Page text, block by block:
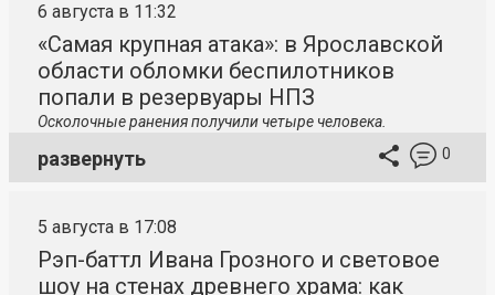
6 августа в 11:32
«Самая крупная атака»: в Ярославской
области обломки беспилотников
попали в резервуары НПЗ
Осколочные ранения получили четыре человека.
развернуть 0
5 августа в 17:08
Рэп-баттл Ивана Грозного и световое
шоу на стенах древнего храма: как